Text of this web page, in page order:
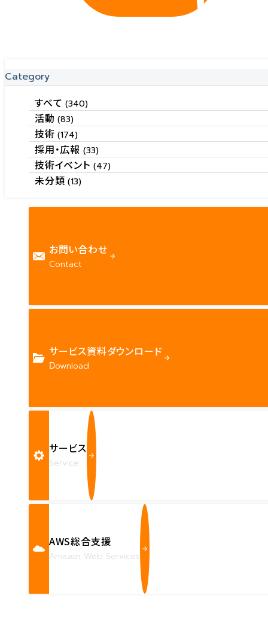
Category
すべて(340)
活動(83)
技術(174)
採用・広報 (33)
技術イベント (47)
未分類(13)
お問い合わせ
Contact
サービス資料ダウンロード
Download
サービス
Service
AWS総合支援
Amazon Web Services